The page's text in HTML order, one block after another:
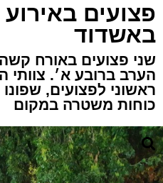
פצועים
באשדוד
שני פצועים באורח קשה
הערב ברובע א׳. צוותי
ראשוני לפצועים,
כוחות משטרה במקום